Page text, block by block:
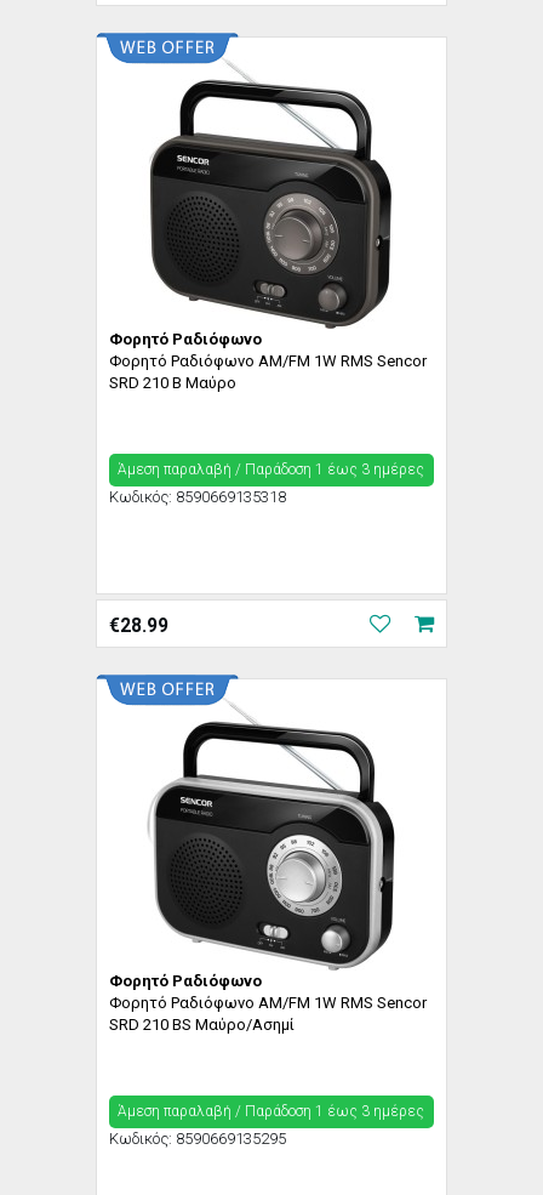
Φορητό Ραδιόφωνο
Φορητό Ραδιόφωνο AM/FM 1W RMS Sencor
SRD 210 B Μαύρο
Άμεση παραλαβή / Παράδoση 1 έως 3 ημέρες
Κωδικός: 8590669135318
€28.99
Φορητό Ραδιόφωνο
Φορητό Ραδιόφωνο AM/FM 1W RMS Sencor
SRD 210 BS Μαύρο/Ασημί
Άμεση παραλαβή / Παράδoση 1 έως 3 ημέρες
Κωδικός: 8590669135295